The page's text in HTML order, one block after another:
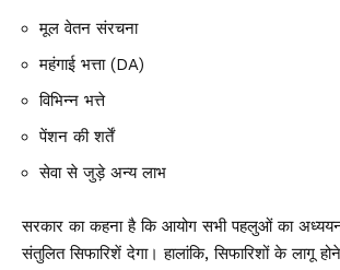
मूल वेतन संरचना
महंगाई भत्ता (DA)
विभिन्न भत्ते
पेंशन की शर्तें
सेवा से जुड़े अन्य लाभ
सरकार का कहना है कि आयोग सभी पहलुओं का
संतुलित सिफारिशें देगा। हालांकि, सिफारिशों के लागू